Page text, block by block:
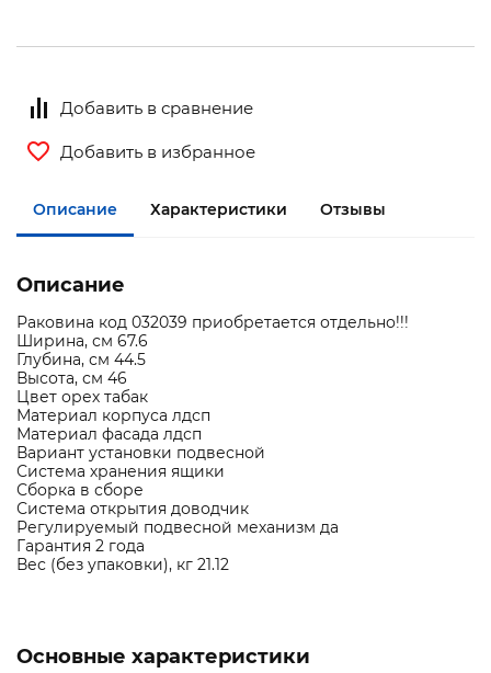
Добавить в сравнение
Добавить в избранное
Описание Характеристики Отзывы
Описание
Раковина код 032039 приобретается отдельно!!!
Ширина, см 67.6
Глубина, см 44.5
Высота, см 46
Цвет орех табак
Материал корпуса лдсп
Материал фасада лдсп
Вариант установки подвесной
Система хранения ящики
Сборка в сборе
Система открытия доводчик
Регулируемый подвесной механизм да
Гарантия 2 года
Вес (без упаковки), кг 21.12
Основные характеристики